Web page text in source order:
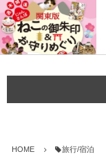
HOME 旅行/宿泊